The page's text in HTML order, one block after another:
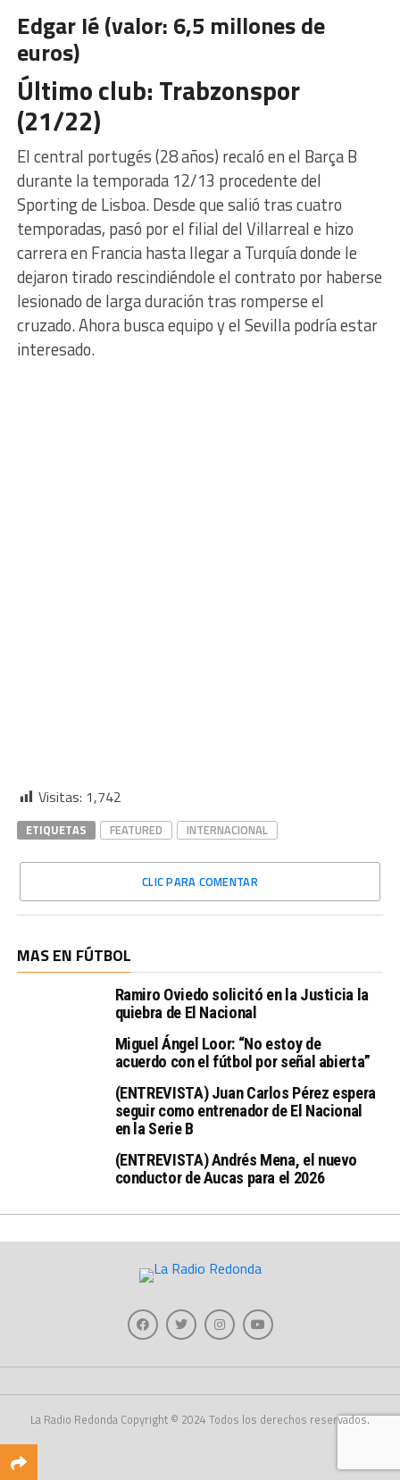
Edgar Ié (valor: 6,5 millones de
euros)
Último club: Trabzonspor
(21/22)
El central portugés (28 años) recaló en el Barça B
durante la temporada 12/13 procedente del
Sporting de Lisboa. Desde que salió tras cuatro
temporadas, pasó por el filial del Villarreal e hizo
carrera en Francia hasta llegar a Turquía donde le
dejaron tirado rescindiéndole el contrato por haberse
lesionado de larga duración tras romperse el
cruzado. Ahora busca equipo y el Sevilla podría estar
interesado.
Visitas: 1,742
ETIQUETAS FEATURED INTERNACIONAL
CLIC PARA COMENTAR
MAS EN FÚTBOL
Ramiro Oviedo solicitó en la Justicia la
quiebra de El Nacional
Miguel Ángel Loor: “No estoy de
acuerdo con el fútbol por señal abierta”
(ENTREVISTA) Juan Carlos Pérez espera
seguir como entrenador de El Nacional
en la Serie B
(ENTREVISTA) Andrés Mena, el nuevo
conductor de Aucas para el 2026
La Radio Redonda Copyright © 2024 Todos los derechos reservados.